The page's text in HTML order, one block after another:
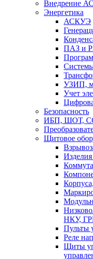
Внедрение
Энергетика
АСКУЭ
ПАЗ и
УЗИП,
Учет
Безопасность
ИБП, ШОТ,
Щитовое
НКУ,
Пульты
Реле
Щиты